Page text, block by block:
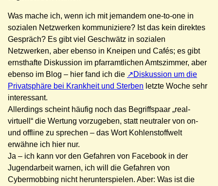
Was mache ich, wenn ich mit jemandem one-to-one in
sozialen Netzwerken kommuniziere? Ist das kein direktes
Gespräch? Es gibt viel Geschwätz in sozialen
Netzwerken, aber ebenso in Kneipen und Cafés; es gibt
ernsthafte Diskussion im pfarramtlichen Amtszimmer, aber
ebenso im Blog – hier fand ich die
Diskussion um die
Privatsphäre bei Krankheit und Sterben letzte Woche sehr
interessant.
Allerdings scheint häufig noch das Begriffspaar „real-
virtuell“ die Wertung vorzugeben, statt neutraler von on-
und offline zu sprechen – das Wort Kohlenstoffwelt
erwähne ich hier nur.
Ja – ich kann vor den Gefahren von Facebook in der
Jugendarbeit warnen, ich will die Gefahren von
Cybermobbing nicht herunterspielen. Aber: Was ist die